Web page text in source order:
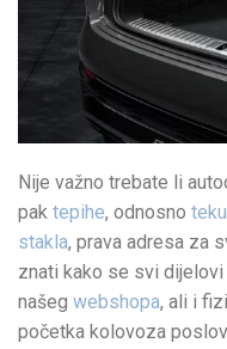
Nije važno trebate li
pak tepihe, odnosno
stakla, prava adresa za
znati kako se svi
našeg webshopa, ali i
početka kolovoza